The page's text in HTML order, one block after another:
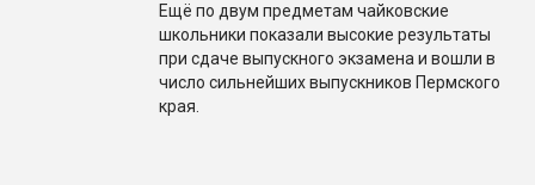
Ещё по двум предметам чайковские
школьники показали высокие результаты
при сдаче выпускного экзамена и вошли в
число сильнейших выпускников Пермского
края.